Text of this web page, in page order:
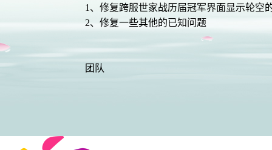
1、修复跨服世家战历届冠军界面显示轮空
2、修复一些其他的已知问题
《浮
团队